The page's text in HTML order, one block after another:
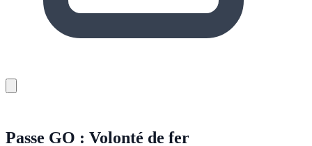
Passe GO : Volonté de fer